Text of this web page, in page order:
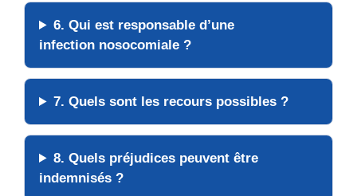
6. Qui est responsable d’une
infection nosocomiale ?
7. Quels sont les recours possibles ?
8. Quels préjudices peuvent être
indemnisés ?